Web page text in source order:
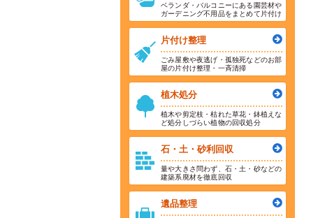
ベランダ・バルコニーにある園芸材や
ガーデニング不用品をまとめて片付け
片付け整理
ごみ屋敷や夜逃げ・孤独死などのお部
屋の片付け整理・一斉清掃
植木処分
植木や剪定枝・枯れた草花・鉢植えな
ど処分しづらい植物の回収処分
石・土・砂利回収
量や大きさ問わず、石・土・砂などの
建築系廃材を徹底回収
遺品整理